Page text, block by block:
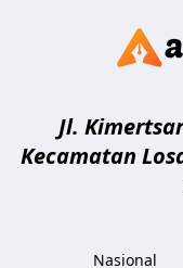
Jl.
Kecamatan
Nasional